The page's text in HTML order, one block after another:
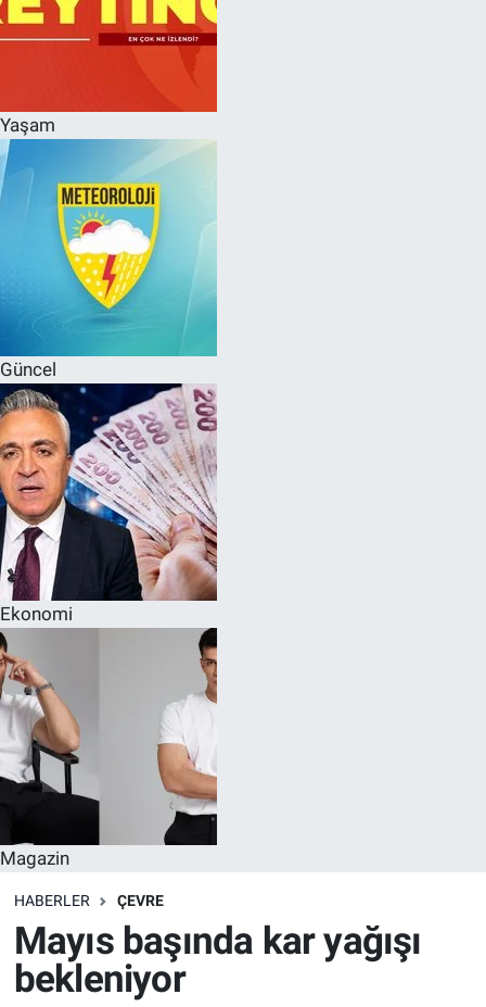
Yaşam
Güncel
Ekonomi
Magazin
HABERLER ÇEVRE
Mayıs başında kar yağışı
bekleniyor